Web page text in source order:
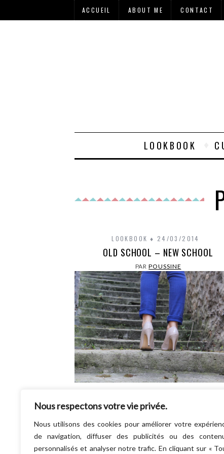
Nous respectons votre vie privée.
Nous utilisons des cookies pour améliorer votre
de navigation, diffuser des publicités ou des
personnalisés et analyser notre trafic. En cliquant sur «
ACCUEIL ABOUT ME CONTACT
LOOKBOOK
LOOKBOOK 24/03/2014
OLD SCHOOL – NEW SCHOOL
PARPOUSSINE
toujours je crois ! Ce qui est drôle avec la
LIRE LA SUITE